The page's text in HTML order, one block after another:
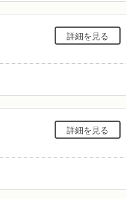
詳細を見る
詳細を見る